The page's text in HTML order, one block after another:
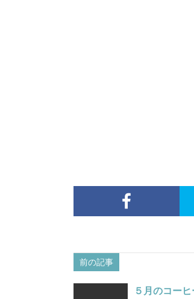
前の記事
５月のコー